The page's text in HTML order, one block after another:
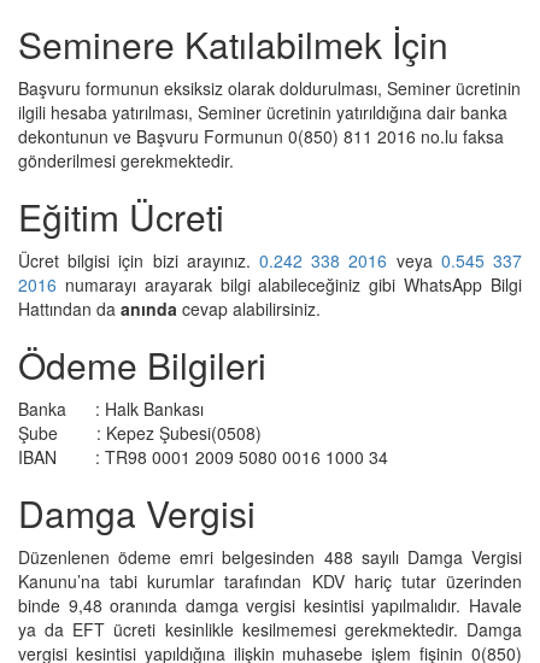
Seminere Katılabilmek İçin
Başvuru formunun eksiksiz olarak doldurulması, Seminer ücretinin
ilgili hesaba yatırılması, Seminer ücretinin yatırıldığına dair banka
dekontunun ve Başvuru Formunun 0(850) 811 2016 no.lu faksa
gönderilmesi gerekmektedir.
Eğitim Ücreti
Ücret bilgisi için bizi arayınız. 0.242 338 2016 veya 0.545 337
2016 numarayı arayarak bilgi alabileceğiniz gibi WhatsApp Bilgi
Hattından da anında cevap alabilirsiniz.
Ödeme Bilgileri
Banka : Halk Bankası
Şube : Kepez Şubesi(0508)
IBAN : TR98 0001 2009 5080 0016 1000 34
Damga Vergisi
Düzenlenen ödeme emri belgesinden 488 sayılı Damga Vergisi
Kanunu’na tabi kurumlar tarafından KDV hariç tutar üzerinden
binde 9,48 oranında damga vergisi kesintisi yapılmalıdır. Havale
ya da EFT ücreti kesinlikle kesilmemesi gerekmektedir. Damga
vergisi kesintisi yapıldığına ilişkin muhasebe işlem fişinin 0(850)